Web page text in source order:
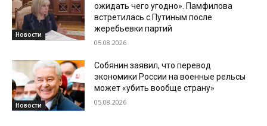
Новости
ожидать чего угодно». Памфилова
встретилась с Путиным после
жеребьевки партий
05.08.2026
Новости
Собянин заявил, что перевод
экономики России на военные рельсы
может «убить вообще страну»
05.08.2026